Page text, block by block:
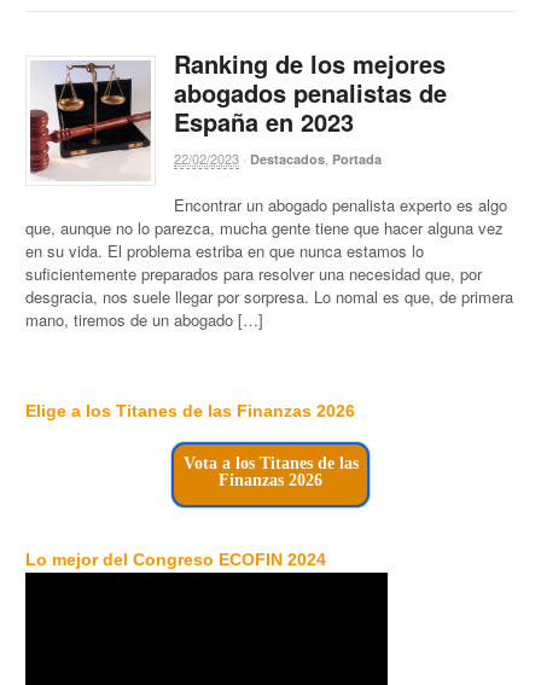
Ranking de los mejores
abogados penalistas de
España en 2023
22/02/2023 · Destacados, Portada
Encontrar un abogado penalista experto es algo
que, aunque no lo parezca, mucha gente tiene que hacer alguna vez
en su vida. El problema estriba en que nunca estamos lo
suficientemente preparados para resolver una necesidad que, por
desgracia, nos suele llegar por sorpresa. Lo nomal es que, de primera
mano, tiremos de un abogado […]
Elige a los Titanes de las Finanzas 2026
Vota a los Titanes de las
Finanzas 2026
Lo mejor del Congreso ECOFIN 2024